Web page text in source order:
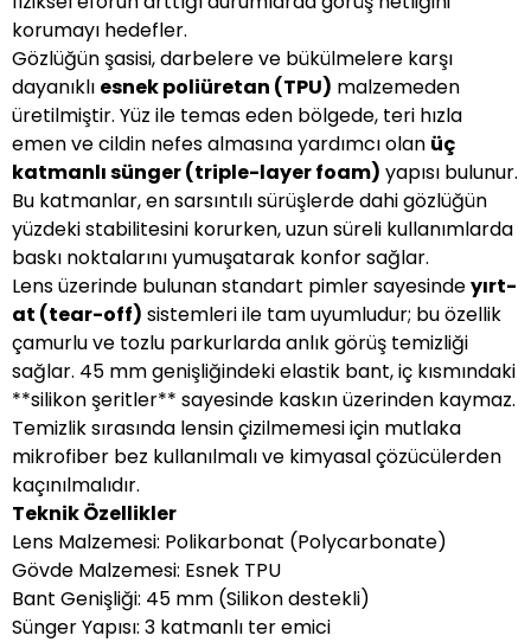
korumayı hedefler.
Gözlüğün şasisi, darbelere ve bükülmelere karşı
dayanıklı esnek poliüretan (TPU) malzemeden
üretilmiştir. Yüz ile temas eden bölgede, teri hızla
emen ve cildin nefes almasına yardımcı olan üç
katmanlı sünger (triple-layer foam) yapısı bulunur.
Bu katmanlar, en sarsıntılı sürüşlerde dahi gözlüğün
yüzdeki stabilitesini korurken, uzun süreli kullanımlarda
baskı noktalarını yumuşatarak konfor sağlar.
Lens üzerinde bulunan standart pimler sayesindeyırt-
at (tear-off) sistemleri ile tam uyumludur; bu özellik
çamurlu ve tozlu parkurlarda anlık görüş temizliği
sağlar. 45 mm genişliğindeki elastik bant, iç kısmındaki
**silikon şeritler** sayesinde kaskın üzerinden kaymaz.
Temizlik sırasında lensin çizilmemesi için mutlaka
mikrofiber bez kullanılmalı ve kimyasal çözücülerden
kaçınılmalıdır.
Teknik Özellikler
Lens Malzemesi: Polikarbonat (Polycarbonate)
Gövde Malzemesi: Esnek TPU
Bant Genişliği: 45 mm (Silikon destekli)
Sünger Yapısı: 3 katmanlı ter emici